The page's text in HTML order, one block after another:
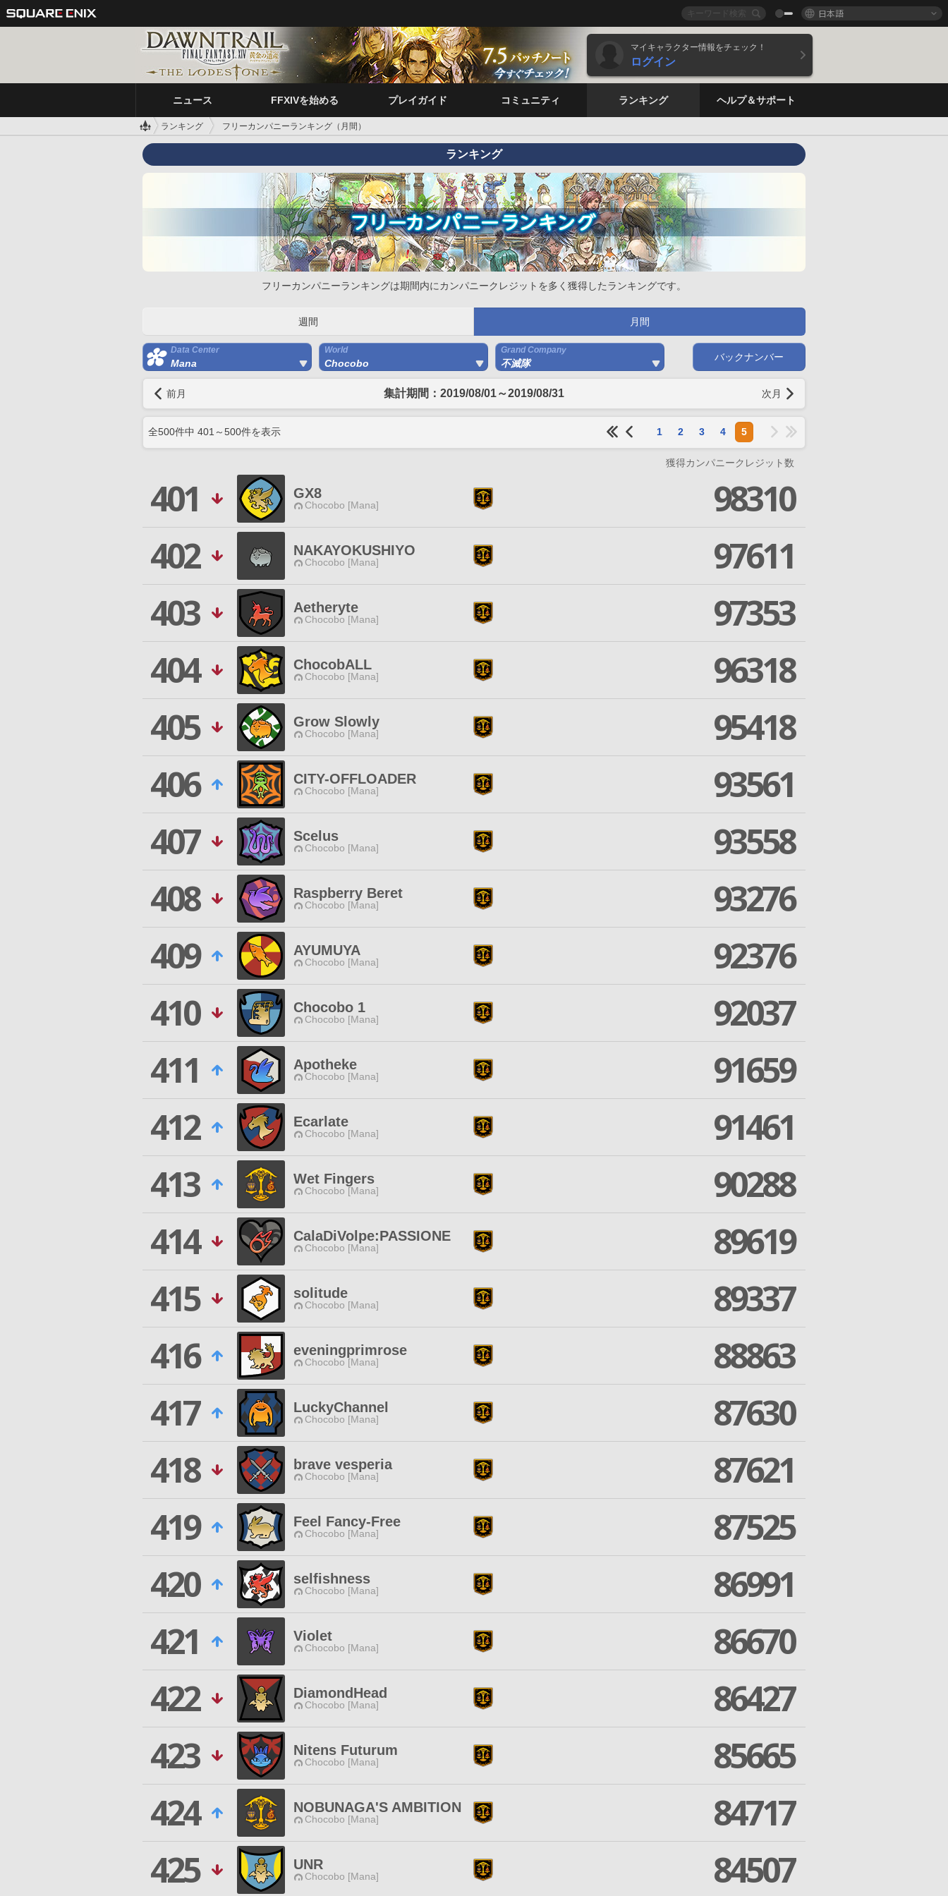
日本語
マイキャラクター情報をチェック！
ログイン
ニュース FFXIVを始める プレイガイド コミュニティ ランキング ヘルプ＆サポート
ランキング フリーカンパニーランキング（月間）
ランキング
フリーカンパニーランキングは期間内にカンパニークレジットを多く獲得したランキングです。
週間 月間
Data Center
Mana
World
Chocobo
Grand Company
不滅隊
バックナンバー
前月 集計期間：2019/08/01～2019/08/31 次月
全500件中 401 ～500件を表示 1 2 3 4 5
獲得カンパニークレジット数
401 GX8
Chocobo [Mana]
98310
402
NAKAYOKUSHIYO
Chocobo [Mana]
97611
403
Aetheryte
Chocobo [Mana]
97353
404
ChocobALL
Chocobo [Mana]
96318
405
Grow Slowly
Chocobo [Mana]
95418
406
CITY-OFFLOADER
Chocobo [Mana]
93561
407
Scelus
Chocobo [Mana]
93558
408
Raspberry Beret
Chocobo [Mana]
93276
409
AYUMUYA
Chocobo [Mana]
92376
410
Chocobo 1
Chocobo [Mana]
92037
411
Apotheke
Chocobo [Mana]
91659
412
Ecarlate
Chocobo [Mana]
91461
413
Wet Fingers
Chocobo [Mana]
90288
414
CalaDiVolpe:PASSIONE
Chocobo [Mana]
89619
415
solitude
Chocobo [Mana]
89337
416
eveningprimrose
Chocobo [Mana]
88863
417
LuckyChannel
Chocobo [Mana]
87630
418
brave vesperia
Chocobo [Mana]
87621
419
Feel Fancy-Free
Chocobo [Mana]
87525
420
selfishness
Chocobo [Mana]
86991
421
Violet
Chocobo [Mana]
86670
422
DiamondHead
Chocobo [Mana]
86427
423
Nitens Futurum
Chocobo [Mana]
85665
424
NOBUNAGA'S AMBITION
Chocobo [Mana]
84717
425
UNR
Chocobo [Mana] 84507